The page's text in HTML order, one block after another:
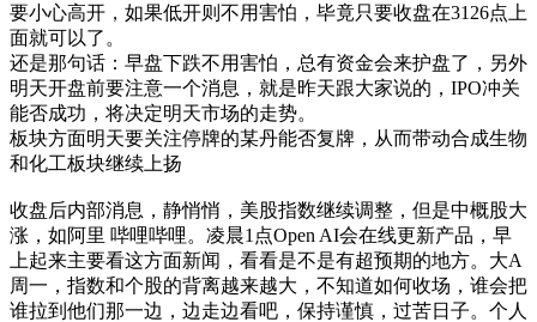
要小心高开，如果低开则不用害怕，毕竟只要收盘在3126点上
面就可以了。
还是那句话：早盘下跌不用害怕，总有资金会来护盘了，另外
明天开盘前要注意一个消息，就是昨天跟大家说的，IPO冲关
能否成功，将决定明天市场的走势。
板块方面明天要关注停牌的某丹能否复牌，从而带动合成生物
和化工板块继续上扬
收盘后内部消息，静悄悄，美股指数继续调整，但是中概股大
涨，如阿里 哔哩哔哩。凌晨1点Open AI会在线更新产品，早
上起来主要看这方面新闻，看看是不是有超预期的地方。大A
周一，指数和个股的背离越来越大，不知道如何收场，谁会把
谁拉到他们那一边，边走边看吧，保持谨慎，过苦日子。个人